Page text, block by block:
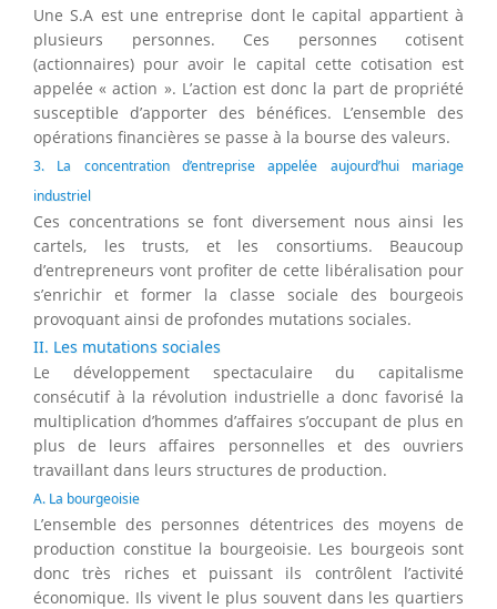
Une S.A est une entreprise dont le capital appartient à
plusieurs personnes. Ces personnes cotisent
(actionnaires) pour avoir le capital cette cotisation est
appelée « action ». L’action est donc la part de propriété
susceptible d’apporter des bénéfices. L’ensemble des
opérations financières se passe à la bourse des valeurs.
3. La concentration d’entreprise appelée aujourd’hui mariage
industriel
Ces concentrations se font diversement nous ainsi les
cartels, les trusts, et les consortiums. Beaucoup
d’entrepreneurs vont profiter de cette libéralisation pour
s’enrichir et former la classe sociale des bourgeois
provoquant ainsi de profondes mutations sociales.
II. Les mutations sociales
Le développement spectaculaire du capitalisme
consécutif à la révolution industrielle a donc favorisé la
multiplication d’hommes d’affaires s’occupant de plus en
plus de leurs affaires personnelles et des ouvriers
travaillant dans leurs structures de production.
A. La bourgeoisie
L’ensemble des personnes détentrices des moyens de
production constitue la bourgeoisie. Les bourgeois sont
donc très riches et puissant ils contrôlent l’activité
économique. Ils vivent le plus souvent dans les quartiers